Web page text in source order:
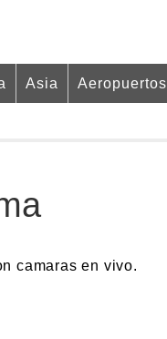
Asia Aeropuertos
camaras en vivo.